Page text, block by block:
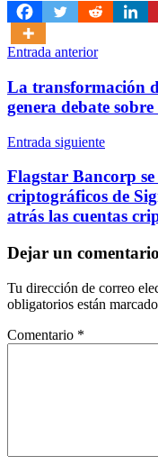
Navegación
de
entradas
Entrada anterior
La transformación
genera debate
Entrada siguiente
Flagstar Bancorp
criptográficos de
atrás las cuentas
Dejar un comentario
Tu dirección de correo
obligatorios están
Comentario *